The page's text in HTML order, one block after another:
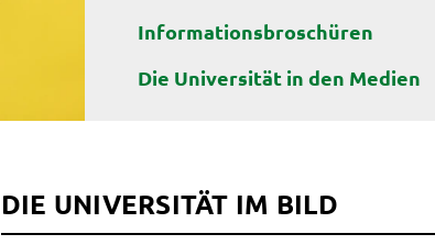
Informationsbroschüren
Die Universität in den Medien
DIE UNIVERSITÄT IM BILD